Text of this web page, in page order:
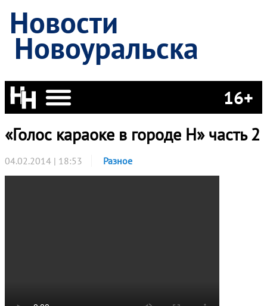
Новости
Новоуральска
16+
«Голос караоке в городе Н» часть 2
04.02.2014 | 18:53 Разное